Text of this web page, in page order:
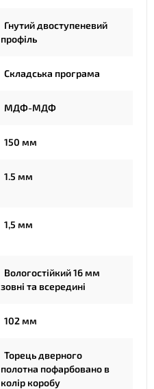
Гнутий двоступеневий
профіль
Складська програма
МДФ-МДФ
150 мм
1.5 мм
1,5 мм
Вологостійкий 16 мм
зовні та всередині
102 мм
Торець дверного
полотна пофарбовано в
колір коробу